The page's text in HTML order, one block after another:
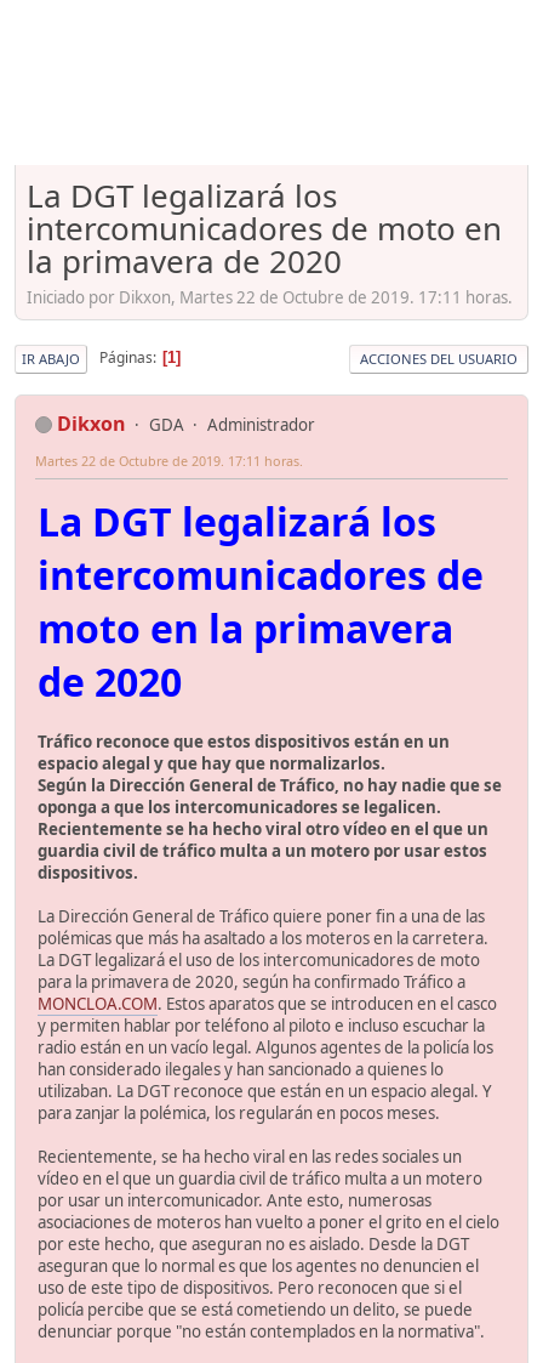
La DGT legalizará los
intercomunicadores de moto en
la primavera de 2020
Iniciado por Dikxon, Martes 22 de Octubre de 2019. 17:11 horas.
IR ABAJO Páginas 1 ACCIONES DEL USUARIO
Dikxon GDA Administrador
Martes 22 de Octubre de 2019. 17:11 horas.
La DGT legalizará los
intercomunicadores de
moto en la primavera
de 2020
Tráfico reconoce que estos dispositivos están en un
espacio alegal y que hay que normalizarlos.
Según la Dirección General de Tráfico, no hay nadie que se
oponga a que los intercomunicadores se legalicen.
Recientemente se ha hecho viral otro vídeo en el que un
guardia civil de tráfico multa a un motero por usar estos
dispositivos.
La Dirección General de Tráfico quiere poner fin a una de las
polémicas que más ha asaltado a los moteros en la carretera.
La DGT legalizará el uso de los intercomunicadores de moto
para la primavera de 2020, según ha confirmado Tráfico a
MONCLOA.COM. Estos aparatos que se introducen en el casco
y permiten hablar por teléfono al piloto e incluso escuchar la
radio están en un vacío legal. Algunos agentes de la policía los
han considerado ilegales y han sancionado a quienes lo
utilizaban. La DGT reconoce que están en un espacio alegal. Y
para zanjar la polémica, los regularán en pocos meses.
Recientemente, se ha hecho viral en las redes sociales un
vídeo en el que un guardia civil de tráfico multa a un motero
por usar un intercomunicador. Ante esto, numerosas
asociaciones de moteros han vuelto a poner el grito en el cielo
por este hecho, que aseguran no es aislado. Desde la DGT
aseguran que lo normal es que los agentes no denuncien el
uso de este tipo de dispositivos. Pero reconocen que si el
policía percibe que se está cometiendo un delito, se puede
denunciar porque "no están contemplados en la normativa".